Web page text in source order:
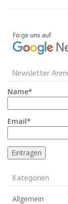
Newsletter
Name*
Email*
Kategorien
Allgemein